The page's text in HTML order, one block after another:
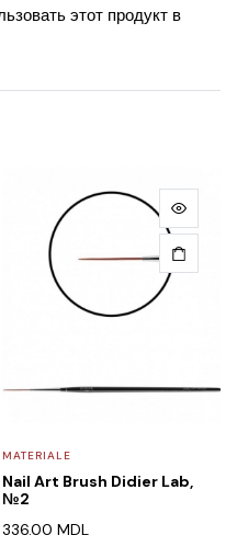
этот продукт в
MATERIALE
Nail Art Brush Didier Lab,
№2
336.00 MDL